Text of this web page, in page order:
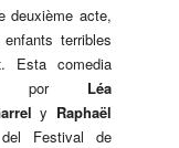
deuxième acte,
terribles
. Esta comedia
por Léa
y Raphaël
Festival de